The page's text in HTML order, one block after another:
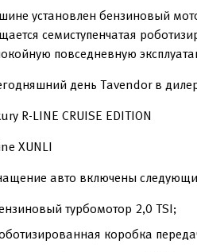
установлен бензиновый
семиступенчатая
повседневную
день Tavendor в
R-LINE CRUISE EDITION
XUNLI
авто включены
турбомотор 2,0 TSI;
коробка